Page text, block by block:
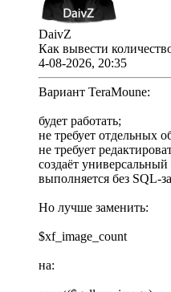
DaivZ
Как вывести
4-08-2026, 20:35
Вариант TeraMoune:
будет работать;
не требует отдельных
не требует
создаёт
выполняется без SQL-
Но лучше заменить:
$xf_image_count
на: